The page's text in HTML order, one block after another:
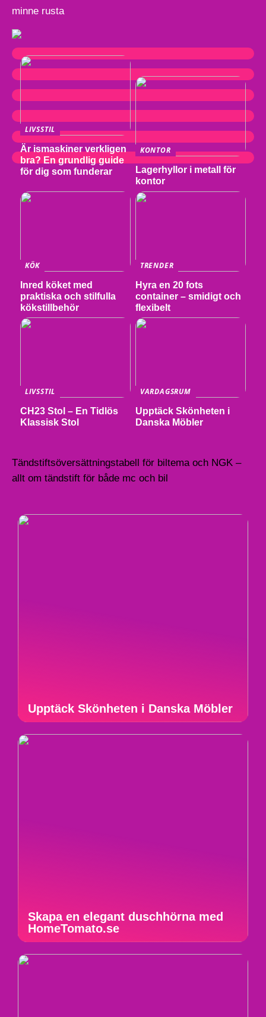
minne rusta
LIVSSTIL
Är ismaskiner verkligen
bra? En grundlig guide
för dig som funderar
KONTOR
Lagerhyllor i metall för
kontor
KÖK
Inred köket med
praktiska och stilfulla
kökstillbehör
TRENDER
Hyra en 20 fots
container – smidigt och
flexibelt
LIVSSTIL
CH23 Stol – En Tidlös
Klassisk Stol
VARDAGSRUM
Upptäck Skönheten i
Danska Möbler
Tändstiftsöversättningstabell för biltema och NGK –
allt om tändstift för både mc och bil
Upptäck Skönheten i Danska Möbler
Skapa en elegant duschhörna med
HomeTomato.se